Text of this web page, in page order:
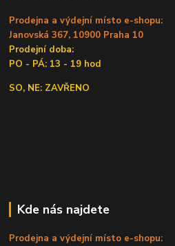
Prodejna a výdejní místo e-shopu:
Janovská 367, 10900 Praha 10
Prodejní doba:
PO - PÁ: 13 - 19 hod
SO, NE: ZAVŘENO
Kde nás najdete
Prodejna a výdejní místo e-shopu: